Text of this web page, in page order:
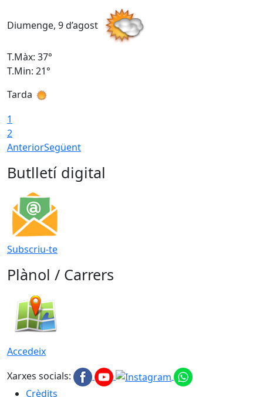
Diumenge, 9 d’agost
T.Màx: 37°
T.Min: 21°
Tarda
1
2
AnteriorSegüent
Butlletí digital
Subscriu-te
Plànol / Carrers
Accedeix
Xarxes socials:
Crèdits